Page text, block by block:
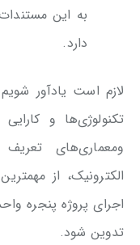
به این
دارد.
لازم است یادآور
تکنولوژی‌ها و
ومعماری‌های
الکترونیک، از
اجرای پروژه پنجره
تدوین شود.